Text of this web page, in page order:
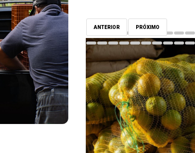
ANTERIOR PRÓXIMO